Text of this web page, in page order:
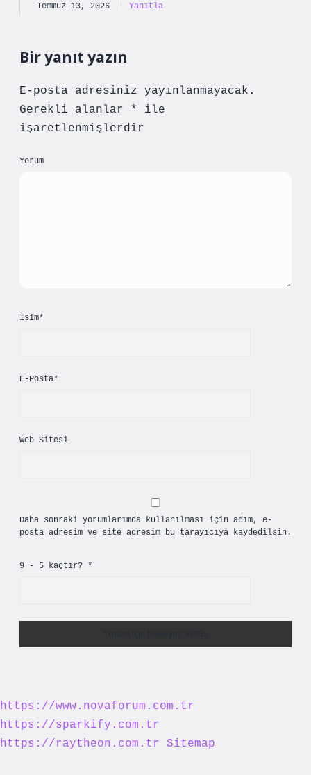
Temmuz 13, 2026 Yanıtla
Bir yanıt yazın
E-posta adresiniz yayınlanmayacak.
Gerekli alanlar
*
ile
işaretlenmişlerdir
Yorum
İsim*
E-Posta*
Web Sitesi
Daha sonraki yorumlarımda kullanılması için adım, e-
posta adresim ve site adresim bu tarayıcıya kaydedilsin.
9 - 5 kaçtır? *
https://www.novaforum.com.tr
https://sparkify.com.tr
https://raytheon.com.tr
Sitemap